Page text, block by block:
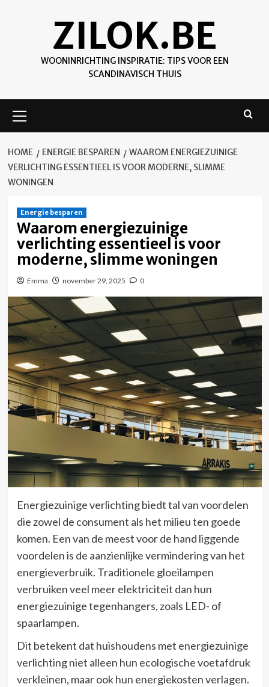
ZILOK.BE
WOONINRICHTING INSPIRATIE: TIPS VOOR EEN
SCANDINAVISCH THUIS
Menu
HOME ENERGIE BESPAREN
WAAROM ENERGIEZUINIGE
VERLICHTING ESSENTIEEL IS VOOR MODERNE, SLIMME
WONINGEN
Energie besparen
Waarom energiezuinige
verlichting essentieel is voor
moderne, slimme woningen
Emma november 29, 2025 0
Energiezuinige verlichting biedt tal van voordelen
die zowel de consument als het milieu ten goede
komen. Een van de meest voor de hand liggende
voordelen is de aanzienlijke vermindering van het
energieverbruik. Traditionele gloeilampen
verbruiken veel meer elektriciteit dan hun
energiezuinige tegenhangers, zoals LED- of
spaarlampen.
Dit betekent dat huishoudens met energiezuinige
verlichting niet alleen hun ecologische voetafdruk
verkleinen, maar ook hun energiekosten verlagen.